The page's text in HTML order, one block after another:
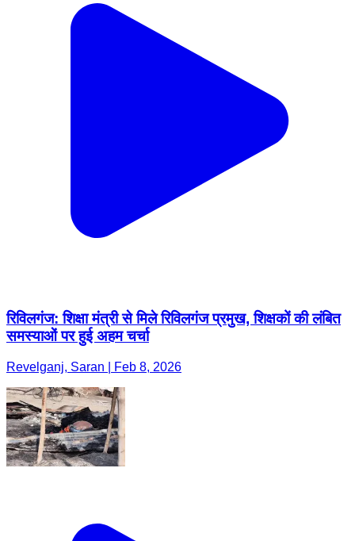
रिविलगंज: शिक्षा मंत्री से मिले रिविलगंज प्रमुख, शिक्षकों की लंबित
समस्याओं पर हुई अहम चर्चा
Revelganj, Saran | Feb 8, 2026